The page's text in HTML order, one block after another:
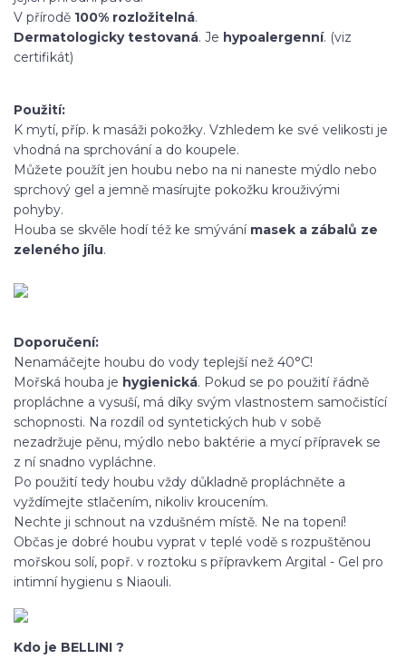
V přírodě 100% rozložitelná.
Dermatologicky testovaná. Je hypoalergenní. (viz
certifikát)
Použití:
K mytí, příp. k masáži pokožky. Vzhledem ke své velikosti je
vhodná na sprchování a do koupele.
Můžete použít jen houbu nebo na ni naneste mýdlo nebo
sprchový gel a jemně masírujte pokožku krouživými
pohyby.
Houba se skvěle hodí též ke smývání masek a zábalů ze
zeleného jílu.
Doporučení:
Nenamáčejte houbu do vody teplejší než 40°C!
Mořská houba je hygienická. Pokud se po použití řádně
propláchne a vysuší, má díky svým vlastnostem samočistící
schopnosti. Na rozdíl od syntetických hub v sobě
nezadržuje pěnu, mýdlo nebo baktérie a mycí přípravek se
z ní snadno vypláchne.
Po použití tedy houbu vždy důkladně propláchněte a
vyždímejte stlačením, nikoliv kroucením.
Nechte ji schnout na vzdušném místě. Ne na topení!
Občas je dobré houbu vyprat v teplé vodě s rozpuštěnou
mořskou solí, popř. v roztoku s přípravkem Argital - Gel pro
intimní hygienu s Niaouli.
Kdo je BELLINI ?